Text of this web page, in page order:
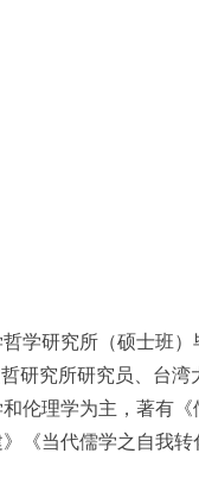
研究所（硕士班）
研究所研究员、台
伦理学为主，著有
《当代儒学之自我转